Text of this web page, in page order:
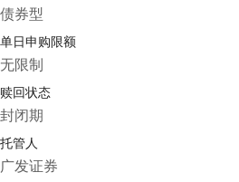
债券型
单日申购限额
无限制
赎回状态
封闭期
托管人
广发证券